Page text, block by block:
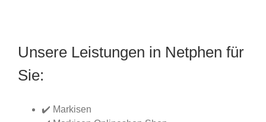
Unsere Leistungen in Netphen für
Sie:
✔️ Markisen